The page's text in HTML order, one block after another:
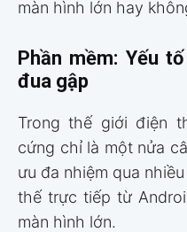
màn hình lớn hay
Phần mềm: Yếu
đua gập
Trong thế giới điện
cứng chỉ là một nửa
ưu đa nhiệm qua
thế trực tiếp từ
màn hình lớn.